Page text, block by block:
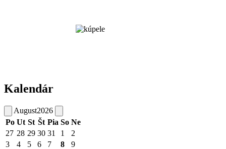
Kalendár
August2026
Po Ut St Št Pia So Ne
27 28 29 30 31 1
2
3
4 5 6 7 8
9